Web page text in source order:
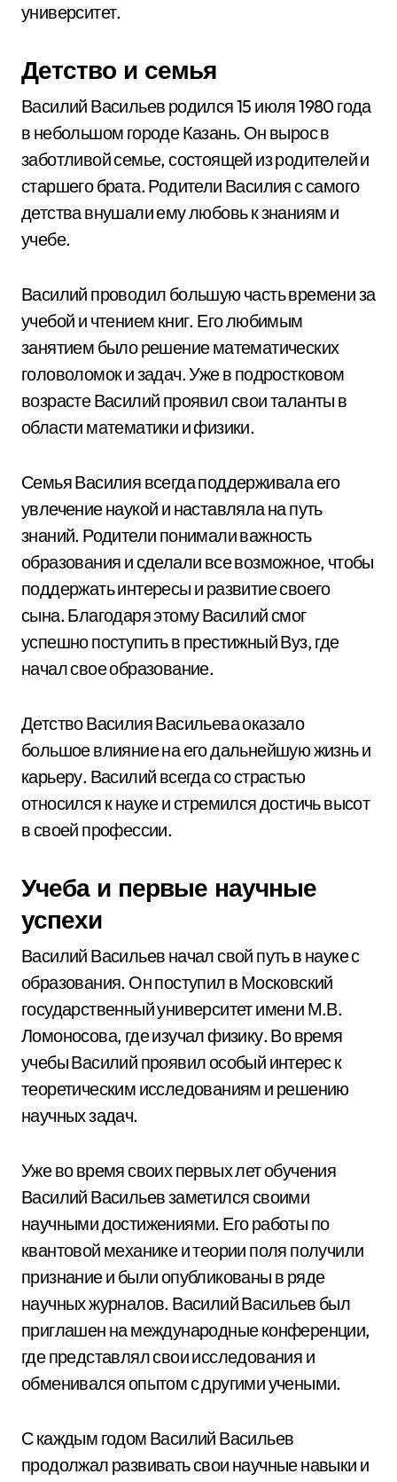
университет.
Детство и семья
Василий Васильев родился 15 июля 1980 года
в небольшом городе Казань. Он вырос в
заботливой семье, состоящей из родителей и
старшего брата. Родители Василия с самого
детства внушали ему любовь к знаниям и
учебе.
Василий проводил большую часть времени за
учебой и чтением книг. Его любимым
занятием было решение математических
головоломок и задач. Уже в подростковом
возрасте Василий проявил свои таланты в
области математики и физики.
Семья Василия всегда поддерживала его
увлечение наукой и наставляла на путь
знаний. Родители понимали важность
образования и сделали все возможное, чтобы
поддержать интересы и развитие своего
сына. Благодаря этому Василий смог
успешно поступить в престижный Вуз, где
начал свое образование.
Детство Василия Васильева оказало
большое влияние на его дальнейшую жизнь и
карьеру. Василий всегда со страстью
относился к науке и стремился достичь высот
в своей профессии.
Учеба и первые научные
успехи
Василий Васильев начал свой путь в науке с
образования. Он поступил в Московский
государственный университет имени М.В.
Ломоносова, где изучал физику. Во время
учебы Василий проявил особый интерес к
теоретическим исследованиям и решению
научных задач.
Уже во время своих первых лет обучения
Василий Васильев заметился своими
научными достижениями. Его работы по
квантовой механике и теории поля получили
признание и были опубликованы в ряде
научных журналов. Василий Васильев был
приглашен на международные конференции,
где представлял свои исследования и
обменивался опытом с другими учеными.
С каждым годом Василий Васильев
продолжал развивать свои научные навыки и